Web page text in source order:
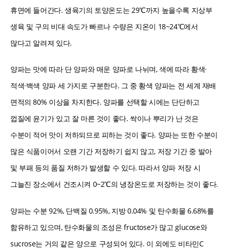
휴면에 들어간다. 생육기의 토양온도는 29℃까지 높을수록 지상부
생육 및 구의 비대 속도가 빠르나 수량은 지온이 18~24℃에서
많다고 알려져 있다.
양파는 맛에 따라 단 양파와 매운 양파로 나뉘며, 색에 따라 황색·
적색·백색 양파 세 가지로 구분한다. 그 중 황색 양파는 전 세계 재배
면적의 80% 이상을 차지한다. 양파를 선택할 시에는 단단하고
껍질에 윤기가 있고 잘 마른 것이 좋다. 싹이나 뿌리가 난 것은
수분이 적어 맛이 저하되므로 피하는 것이 좋다. 양파는 또한 수분이
많은 식품이어서 오랜 기간 저장하기 쉽지 않고, 저장 기간 중 발아
및 부패 등의 품질 저하가 발생할 수 있다. 따라서 양파 저장 시
그늘진 장소에서 건조시켜 0~2℃의 냉장온도로 저장하는 것이 좋다.
양파는 수분 92%, 단백질 0.95%, 지방 0.04% 및 탄수화물 6.68%를
함유하고 있으며, 탄수화물의 조성은 fructose가 많고 glucose와
sucrose는 거의 같은 양으로 구성되어 있다. 이 외에도 비타민C